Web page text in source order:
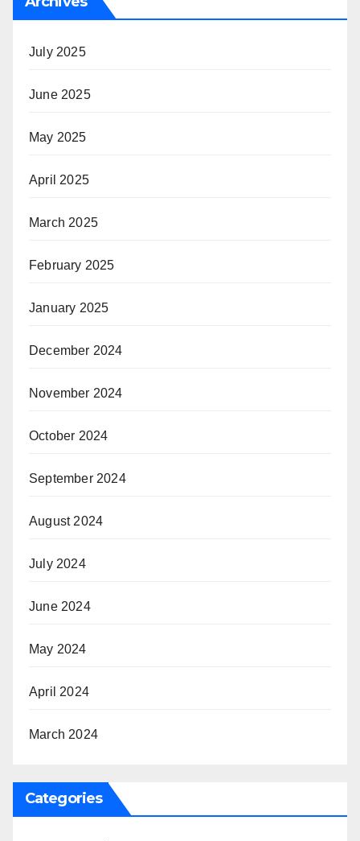
July 2025
June 2025
May 2025
April 2025
March 2025
February 2025
January 2025
December 2024
November 2024
October 2024
September 2024
August 2024
July 2024
June 2024
May 2024
April 2024
March 2024
Categories